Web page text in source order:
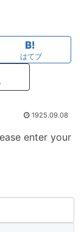
はてブ
1925.09.08
enter your